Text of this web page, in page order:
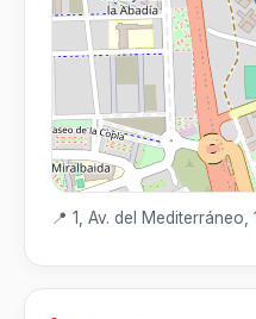
📍 1, Av. del Mediterráneo,